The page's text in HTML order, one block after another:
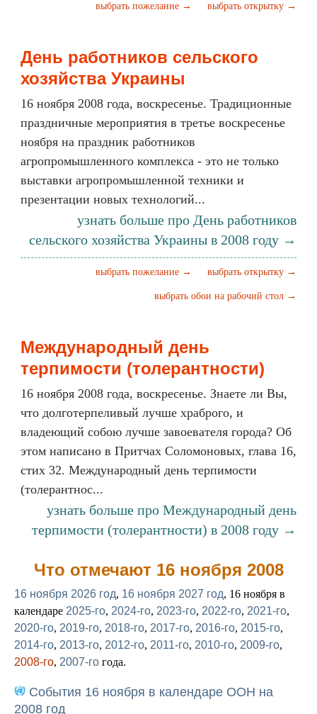
выбрать открытку →
выбрать пожелание →
День работников сельского
хозяйства Украины
16 ноября 2008 года, воскресенье. Традиционные
праздничные мероприятия в третье воскресенье
ноября на праздник работников
агропромышленного комплекса - это не только
выставки агропромышленной техники и
презентации новых технологий...
узнать больше про День работников
сельского хозяйства Украины в 2008 году →
выбрать открытку →
выбрать пожелание →
выбрать обои на рабочий стол →
Международный день
терпимости (толерантности)
16 ноября 2008 года, воскресенье. Знаете ли Вы,
что долготерпеливый лучше храброго, и
владеющий собою лучше завоевателя города? Об
этом написано в Притчах Соломоновых, глава 16,
стих 32. Международный день терпимости
(толерантнос...
узнать больше про Международный день
терпимости (толерантности) в 2008 году →
Что отмечают 16 ноября 2008
16 ноября 2026 год, 16 ноября 2027 год, 16 ноября в
календаре 2025-го, 2024-го, 2023-го, 2022-го, 2021-го,
2020-го, 2019-го, 2018-го, 2017-го, 2016-го, 2015-го,
2014-го, 2013-го, 2012-го, 2011-го, 2010-го, 2009-го,
2008-го, 2007-го года.
События 16 ноября в календаре ООН на
2008 год